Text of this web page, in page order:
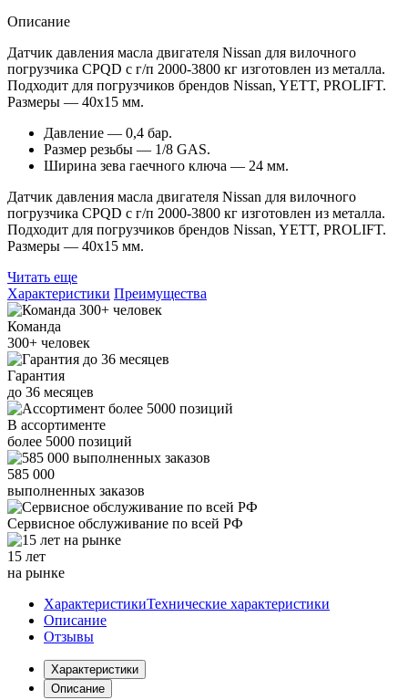
Описание
Датчик давления масла двигателя Nissan для вилочного
погрузчика CPQD с г/п 2000-3800 кг изготовлен из металла.
Подходит для погрузчиков брендов Nissan, YETT, PROLIFT.
Размеры — 40х15 мм.
Давление — 0,4 бар.
Размер резьбы — 1/8 GAS.
Ширина зева гаечного ключа — 24 мм.
Датчик давления масла двигателя Nissan для вилочного
погрузчика CPQD с г/п 2000-3800 кг изготовлен из металла.
Подходит для погрузчиков брендов Nissan, YETT, PROLIFT.
Размеры — 40х15 мм.
Читать еще
Характеристики Преимущества
Команда
300+ человек
Гарантия
до 36 месяцев
В ассортименте
более 5000 позиций
585 000
выполненных заказов
Сервисное обслуживание по всей РФ
15 лет
на рынке
ХарактеристикиТехнические характеристики
Описание
Отзывы
Характеристики
Описание